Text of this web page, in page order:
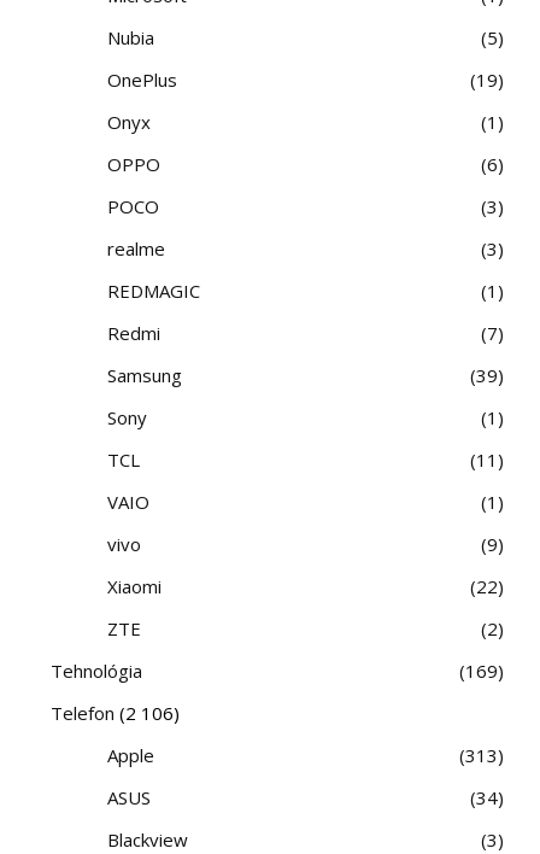
Nubia
5
OnePlus
19
Onyx
1
OPPO
6
POCO
3
realme
3
REDMAGIC
1
Redmi
7
Samsung
39
Sony
1
TCL
11
VAIO
1
vivo
9
Xiaomi
22
ZTE
2
Tehnológia
169
Telefon (2 106)
Apple
313
ASUS
34
Blackview
3